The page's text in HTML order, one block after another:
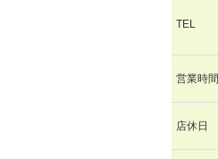
TEL
営業時間
店休日